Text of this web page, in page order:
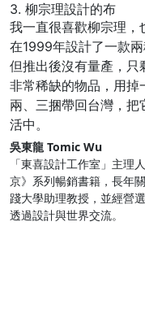
3. 柳宗理設計的布
我一直很喜歡柳宗理，
在1999年設計了一款
但推出後沒有量產，只
非常稀缺的物品，用掉
兩、三捆帶回台灣，
活中。
吳東龍 Tomic Wu
「東喜設計工作室」主理
京》系列暢銷書籍，長年
踐大學助理教授，並經營
透過設計與世界交流。